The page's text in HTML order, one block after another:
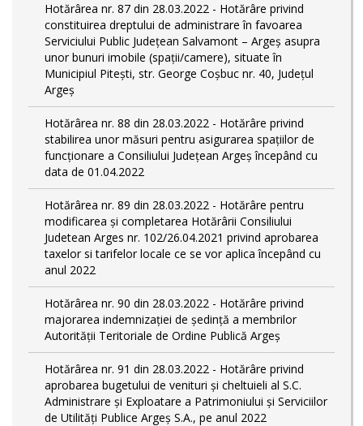
Hotărârea nr. 87 din 28.03.2022 - Hotărâre privind
constituirea dreptului de administrare în favoarea
Serviciului Public Județean Salvamont – Argeș asupra
unor bunuri imobile (spații/camere), situate în
Municipiul Pitești, str. George Coșbuc nr. 40, Județul
Argeș
Hotărârea nr. 88 din 28.03.2022 - Hotărâre privind
stabilirea unor măsuri pentru asigurarea spațiilor de
funcționare a Consiliului Județean Argeș începând cu
data de 01.04.2022
Hotărârea nr. 89 din 28.03.2022 - Hotărâre pentru
modificarea și completarea Hotărârii Consiliului
Judetean Arges nr. 102/26.04.2021 privind aprobarea
taxelor si tarifelor locale ce se vor aplica începând cu
anul 2022
Hotărârea nr. 90 din 28.03.2022 - Hotărâre privind
majorarea indemnizației de ședință a membrilor
Autorității Teritoriale de Ordine Publică Argeș
Hotărârea nr. 91 din 28.03.2022 - Hotărâre privind
aprobarea bugetului de venituri și cheltuieli al S.C.
Administrare și Exploatare a Patrimoniului și Serviciilor
de Utilități Publice Argeș S.A., pe anul 2022